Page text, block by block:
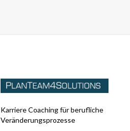
Karriere Coaching für berufliche
Veränderungsprozesse